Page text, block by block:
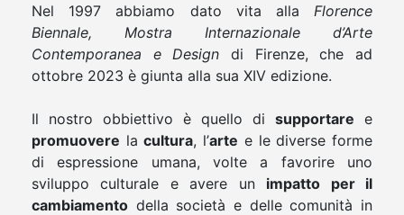
Nel 1997 abbiamo dato vita alla Florence
Biennale, Mostra Internazionale d’Arte
Contemporanea e Design di Firenze, che ad
ottobre 2023 è giunta alla sua XIV edizione.
Il nostro obbiettivo è quello di supportare e
promuovere lacultura, l’arte e le diverse forme
di espressione umana, volte a favorire uno
sviluppo culturale e avere un impatto per il
cambiamento della società e delle comunità in